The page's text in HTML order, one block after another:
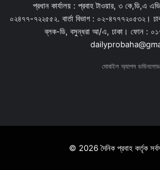
প্রধান কার্যালয় : প্রবাহ টাওয়ার, ৩ কে,ডি,এ
০২৪৭৭-৭২২৫৫২. বার্তা বিভাগ : ০২-৪৭৭৭২০৫৩২।
ব্লক-ডি, বসুন্ধরা আ/এ, ঢাকা। ফোন :
মোবাইল অ্যাপস
© 2026 দৈনিক প্রবাহ কর্তৃক